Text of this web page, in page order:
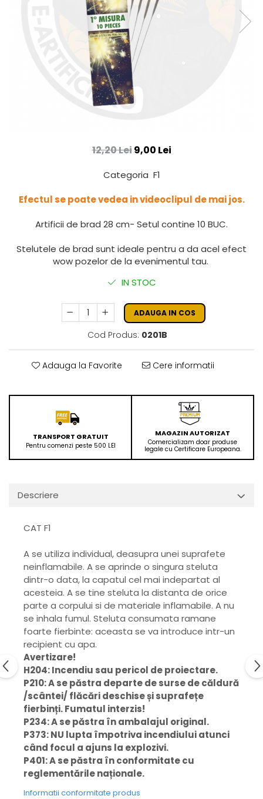
12,20 Lei9,00 Lei
Categoria F1
Efectul se poate vedea in videoclipul de mai jos.
Artificii de brad 28 cm- Setul contine 10 BUC.
Stelutele de brad sunt ideale pentru a da acel efect
wow pozelor de la evenimentul tau.
IN STOC
ADAUGA IN COS
Cod Produs: 0201B
Adauga la Favorite Cere informatii
TRANSPORT GRATUIT
Pentru comenzi peste 500 LEI
MAGAZIN AUTORIZAT
Comercializam doar produse
legale cu Certificare Europeana.
Descriere
CAT F1
A se utiliza individual, deasupra unei suprafete
neinflamabile. A se aprinde o singura steluta
dintr-o data, la capatul cel mai indepartat al
acesteia. A se tine steluta la distanta de orice
parte a corpului si de materiale inflamabile. A nu
se inhala fumul. Steluta consumata ramane
foarte fierbinte: aceasta se va introduce intr-un
recipient cu apa.
Avertizare!
H204: Incendiu sau pericol de proiectare.
P210: A se păstra departe de surse de căldură
/scântei/ flăcări deschise și suprafețe
fierbinți. Fumatul interzis!
P234: A se păstra în ambalajul original.
P373: NU lupta împotriva incendiului atunci
când focul a ajuns la explozivi.
P401: A se păstra în conformitate cu
reglementările naționale.
Informatii conformitate produs